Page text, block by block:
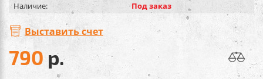
Наличие:
Под заказ
Выставить счет
790 р.